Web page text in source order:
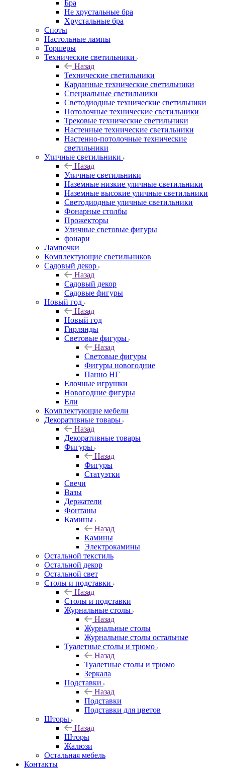
Бра
Не хрустальные бра
Хрустальные бра
Споты
Настольные лампы
Торшеры
Технические светильники
Назад
Технические светильники
Карданные технические светильники
Специальные светильники
Светодиодные технические светильники
Потолочные технические светильники
Трековые технические светильники
Настенные технические светильники
Настенно-потолочные технические
светильники
Уличные светильники
Назад
Уличные светильники
Наземные низкие уличные светильники
Наземные высокие уличные светильники
Светодиодные уличные светильники
Фонарные столбы
Прожекторы
Уличные световые фигуры
фонари
Лампочки
Комплектующие светильников
Садовый декор
Назад
Садовый декор
Садовые фигуры
Новый год
Назад
Новый год
Гирлянды
Световые фигуры
Назад
Световые фигуры
Фигуры новогодние
Панно НГ
Елочные игрушки
Новогодние фигуры
Ели
Комплектующие мебели
Декоративные товары
Назад
Декоративные товары
Фигуры
Назад
Фигуры
Статуэтки
Свечи
Вазы
Держатели
Фонтаны
Камины
Назад
Камины
Электрокамины
Остальной текстиль
Остальной декор
Остальной свет
Столы и подставки
Назад
Столы и подставки
Журнальные столы
Назад
Журнальные столы
Журнальные столы остальные
Туалетные столы и трюмо
Назад
Туалетные столы и трюмо
Зеркала
Подставки
Назад
Подставки
Подставки для цветов
Шторы
Назад
Шторы
Жалюзи
Остальная мебель
Контакты